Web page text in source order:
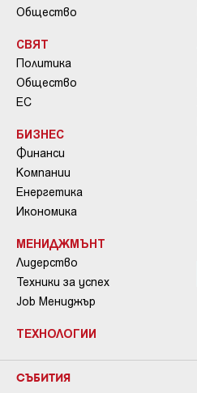
Общество
СВЯТ
Политика
Общество
ЕС
БИЗНЕС
Финанси
Компании
Енергетика
Икономика
МЕНИДЖМЪНТ
Лидерство
Техники за успех
Job Мениджър
ТЕХНОЛОГИИ
СЪБИТИЯ